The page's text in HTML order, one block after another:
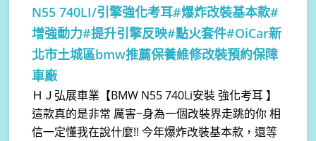
N55 740LI/引擎強化考耳#爆炸改裝基本款#
增強動力#提升引擎反映#點火套件#OiCar新
北市土城區bmw推薦保養維修改裝預約保障
車廠
ＨＪ弘展車業【BMW N55 740Li安裝 強化考耳 】
這款真的是非常 厲害~身為一個改裝界走跳的你 相
信一定懂我在說什麼!! 今年爆炸改裝基本款，還等